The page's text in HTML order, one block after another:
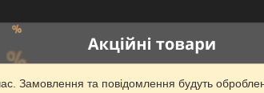
Замовлення та повідомлення будуть